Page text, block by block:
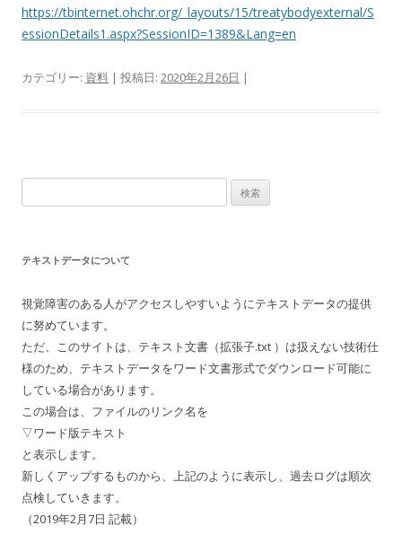
https://tbinternet.ohchr.org/_layouts/15/treatybodyexternal/S
essionDetails1.aspx?SessionID=1389&Lang=en
カテゴリー: 資料 | 投稿日: 2020年2月26日 |
索:
テキストデータについて
視覚障害のある人がアクセスしやすいようにテキストデータの提供
に努めています。
ただ、このサイトは、テキスト文書（拡張子.txt ）は扱えない技術仕
様のため、テキストデータをワード文書形式でダウンロード可能に
している場合があります。
この場合は、ファイルのリンク名を
▽ワード版テキスト
と表示します。
新しくアップするものから、上記のように表示し、過去ログは順次
点検していきます。
（2019年2月7日 記載）